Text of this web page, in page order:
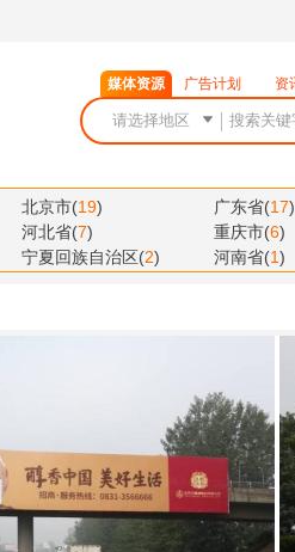
媒体资源 广告计划 资
北京市(19) 广东省(17)
河北省(7) 重庆市(6)
宁夏回族自治区(2) 河南省(1)